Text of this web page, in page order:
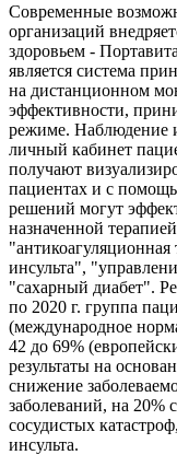
Современные
организаций
здоровьем -
является система
на дистанционном
эффективности,
режиме. Наблюдение
личный кабинет
получают
пациентах и с
решений могут
назначенной
инсульта",
"сахарный диабет".
по 2020 г. группа
(международное
42 до 69%
результаты на
снижение
заболеваний, на 20%
сосудистых
инсульта.